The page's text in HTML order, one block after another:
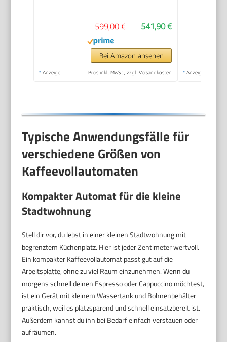
Reinigung des
Milchsystems,
Keramikmahlwerk,
großes Touchdisplay,
541,90 €
599,00 €
Bei Amazon ansehen
* Anzeige Preis inkl. MwSt., zzgl. Versandkosten * Anzeige
Typische Anwendungsfälle für
verschiedene Größen von
Kaffeevollautomaten
Kompakter Automat für die kleine
Stadtwohnung
Stell dir vor, du lebst in einer kleinen Stadtwohnung mit
begrenztem Küchenplatz. Hier ist jeder Zentimeter wertvoll.
Ein kompakter Kaffeevollautomat passt gut auf die
Arbeitsplatte, ohne zu viel Raum einzunehmen. Wenn du
morgens schnell deinen Espresso oder Cappuccino möchtest,
ist ein Gerät mit kleinem Wassertank und Bohnenbehälter
praktisch, weil es platzsparend und schnell einsatzbereit ist.
Außerdem kannst du ihn bei Bedarf einfach verstauen oder
aufräumen.